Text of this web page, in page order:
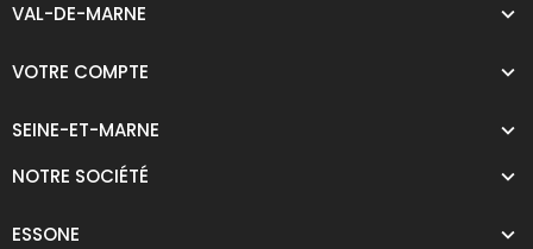
VAL-DE-MARNE
VOTRE COMPTE
SEINE-ET-MARNE
NOTRE SOCIÉTÉ
ESSONE